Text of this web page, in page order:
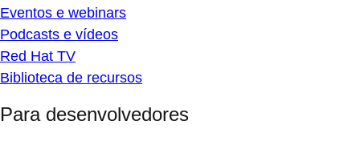
Eventos e webinars
Podcasts e vídeos
Red Hat TV
Biblioteca de recursos
Para desenvolvedores